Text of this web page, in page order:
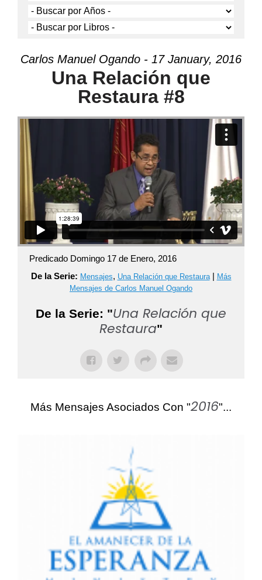
Carlos Manuel Ogando - 17 January, 2016
Una Relación que
Restaura #8
Predicado Domingo 17 de Enero, 2016
De la Serie: Mensajes, Una Relación que Restaura| Más
Mensajes de Carlos Manuel Ogando
De la Serie: "Una Relación que
Restaura"
Más Mensajes Asociados Con "2016"...